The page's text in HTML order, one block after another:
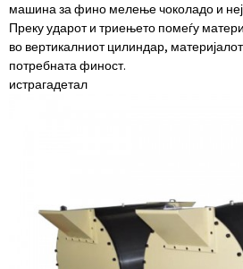
машина за фино мелење чоколадо и
Преку ударот и триењето помеѓу
во вертикалниот цилиндар,
потребната финост.
истрагадетал